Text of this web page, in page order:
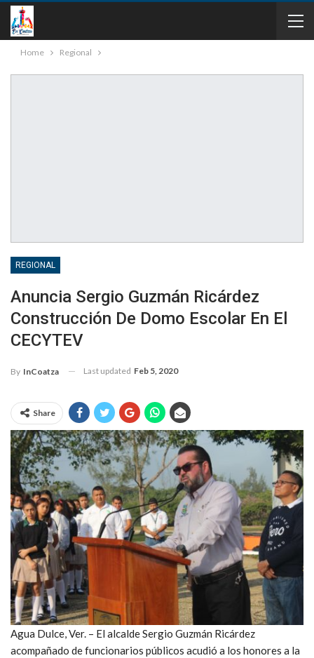
Home Regional
REGIONAL
Anuncia Sergio Guzmán Ricárdez
Construcción De Domo Escolar En El
CECYTEV
By InCoatza Last updated Feb 5, 2020
Share
Agua Dulce, Ver. – El alcalde Sergio Guzmán Ricárdez
acompañado de funcionarios públicos acudió a los honores a la